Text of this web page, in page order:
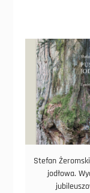
Stefan
jodłowa.